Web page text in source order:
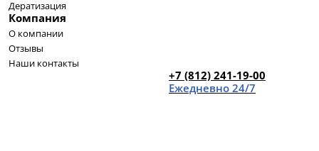
Дератизация
Компания
О компании
Отзывы
Наши контакты
+7 (812) 241-19-00
Ежедневно 24/7